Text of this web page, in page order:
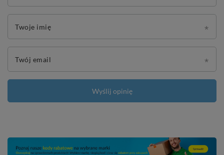
Twoje imię
Twój email
Wyślij opinię